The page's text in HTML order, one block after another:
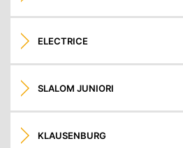
ELECTRICE
SLALOM JUNIORI
KLAUSENBURG